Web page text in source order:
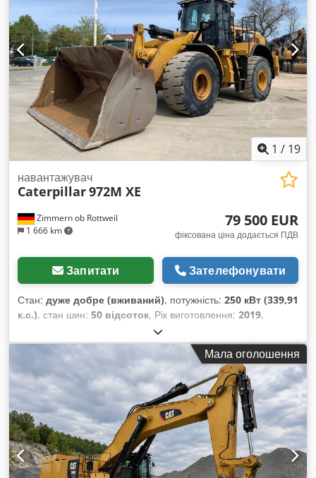
1 / 19
Zimmern ob Rottweil
1 666 km
навантажувач
Caterpillar972M XE
79 500 EUR
фіксована ціна додається ПДВ
Запитати Зателефонувати
Стан: дуже добре (вживаний), потужність: 250 кВт (339,91
к.с.), стан шин: 50 відсоток, Рік виготовлення: 2019,
, Обладнання:
CATERPILLAR 972M XE Рік випуску: 2019 Напрацювання: 11
876 год. Закрита кабіна Кондиціонер Радіо Камера заднього
виду Централізоване змащування Розмір шин Bridgestone
26.5R25: залишок близько 40-50 %, Ковш – 5 м³ Двигун CAT
C9.3 потужністю 250 кВт CE Експлуатаційна маса: 26 т
Cedpfxjy Nmrfs Abkjrf Новий сервіс від Zeppelin
Мала оголошення